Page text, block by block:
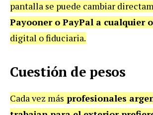
pantalla se puede cambiar
Payooner o PayPal a cualquier
digital o fiduciaria.
Cuestión de pesos
Cada vez más profesionales